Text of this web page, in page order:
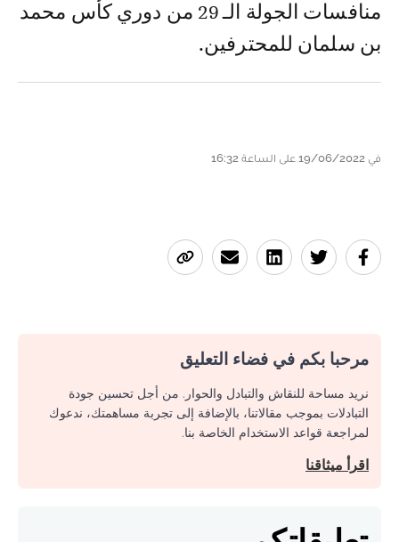
منافسات الجولة الـ 29 من دوري كأس محمد
بن سلمان للمحترفين.
في 19/06/2022 على الساعة 16:32
مرحبا بكم في فضاء التعليق
نريد مساحة للنقاش والتبادل والحوار. من أجل تحسين جودة
التبادلات بموجب مقالاتنا، بالإضافة إلى تجربة مساهمتك، ندعوك
لمراجعة قواعد الاستخدام الخاصة بنا.
اقرأ ميثاقنا